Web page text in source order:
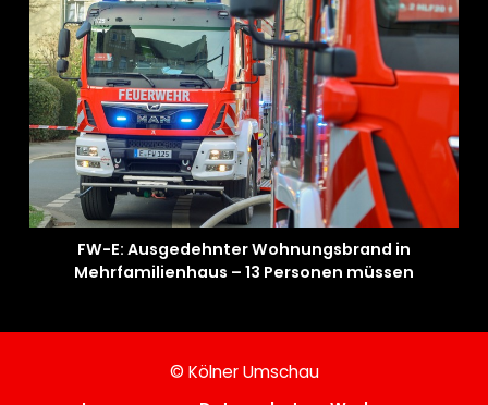
FW-E: Ausgedehnter Wohnungsbrand in
Mehrfamilienhaus – 13 Personen müssen
© Kölner Umschau